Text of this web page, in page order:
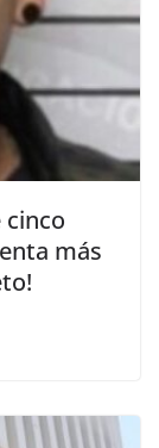
cinco
más